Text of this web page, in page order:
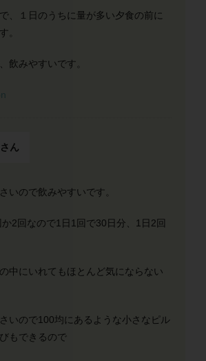
、１日のうちに量が多い夕食の前に
。
飲みやすいです。
ん
いので飲みやすいです。
2回なので1日1回で30日分、1日2回
中にいれてもほとんど気にならない
いので100均にあるような小さなピル
もできるので